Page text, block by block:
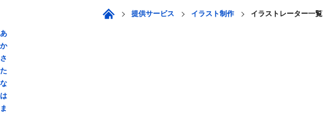
提供サービス イラスト制作 イラストレーター一覧
あ
か
さ
た
な
は
ま